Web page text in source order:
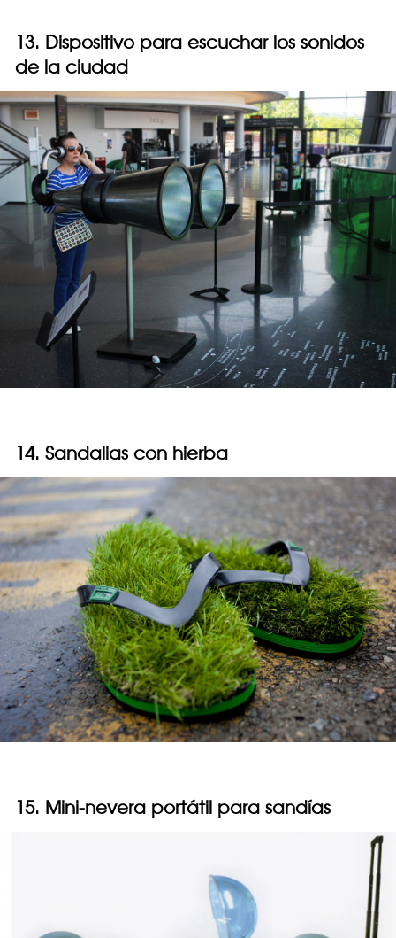
13. Dispositivo para escuchar los sonidos
de la ciudad
14. Sandalias con hierba
15. Mini-nevera portátil para sandías